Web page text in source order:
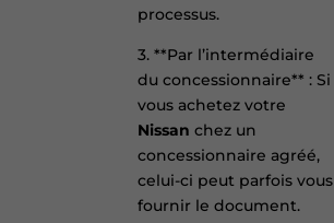
processus.
3. **Par l’intermédiaire
du concessionnaire** : Si
vous achetez votre
Nissan chez un
concessionnaire agréé,
celui-ci peut parfois vous
fournir le document.